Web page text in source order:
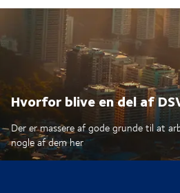
Hvorfor blive en del af
Der er massere af gode grunde til at
nogle af dem her